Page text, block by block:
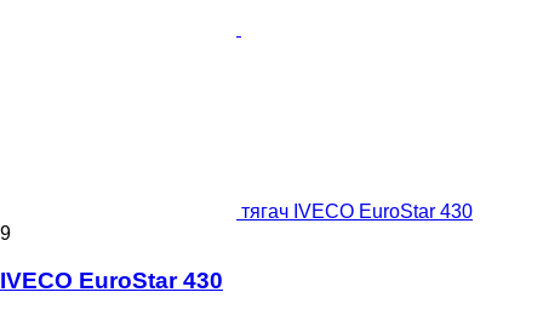
тягач IVECO EuroStar 430
9
IVECO EuroStar 430